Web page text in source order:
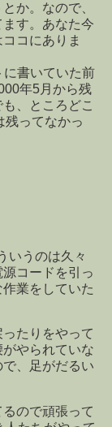
か。なので、
す。あなた今
コにありま
書いていた前
年5月から残
、ところどこ
残ってなかっ
いうのは久々
コードを引っ
業をしていた
たりをやって
やられていな
、足がだるい
ので頑張って